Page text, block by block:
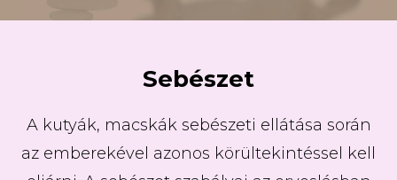
Sebészet
A kutyák, macskák sebészeti ellátása során
az emberekével azonos körültekintéssel kell